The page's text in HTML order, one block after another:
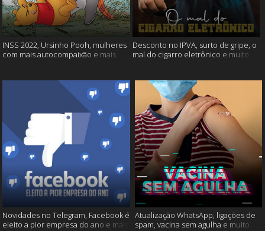
INSS 2022, Ursinho Pooh, mulheres
com mais autocompaixão e mais
Desconto no IPVA, surto de gripe, o
mal do cigarro eletrônico e muito
Novidades no Telegram, Facebook é
eleito a pior empresa do ano e mais
Atualização WhatsApp, ligações de
spam, vacina sem agulha e muito